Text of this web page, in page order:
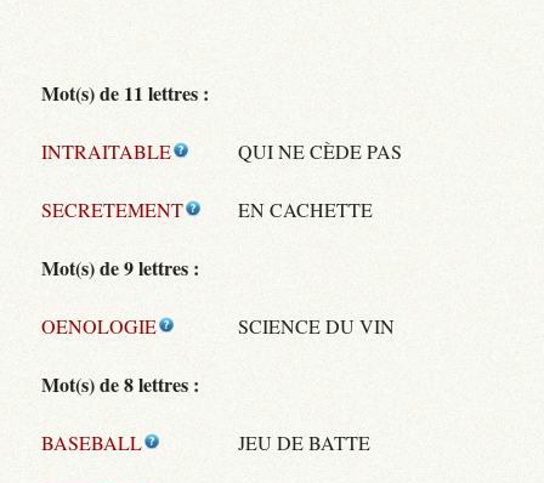
Mot(s) de 11 lettres :
INTRAITABLE QUI NE CÈDE PAS
SECRETEMENT EN CACHETTE
Mot(s) de 9 lettres :
OENOLOGIE SCIENCE DU VIN
Mot(s) de 8 lettres :
BASEBALL JEU DE BATTE